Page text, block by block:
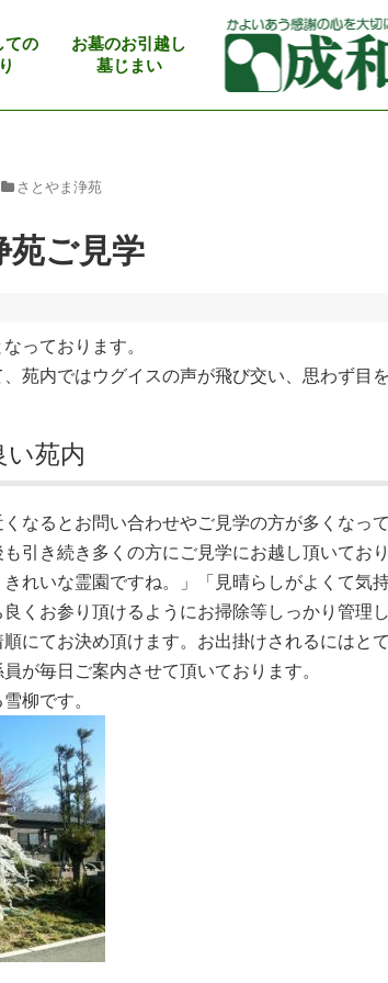
ての
お墓のお引越し
墓じまい
さとやま浄苑
苑ご見学
っております。
苑内ではウグイスの声が飛び交い、思わず目
い苑内
なるとお問い合わせやご見学の方が多くなっ
引き続き多くの方にご見学にお越し頂いており
れいな霊園ですね。」「見晴らしがよくて気
くお参り頂けるようにお掃除等しっかり管理
にてお決め頂けます。お出掛けされるにはと
が毎日ご案内させて頂いております。
柳です。